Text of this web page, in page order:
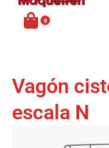
Vagón
escala N